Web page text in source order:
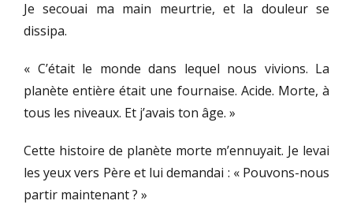
Je secouai ma main meurtrie, et la douleur se
dissipa.
« C’était le monde dans lequel nous vivions. La
planète entière était une fournaise. Acide. Morte, à
tous les niveaux. Et j’avais ton âge. »
Cette histoire de planète morte m’ennuyait. Je levai
les yeux vers Père et lui demandai : « Pouvons-nous
partir maintenant ? »